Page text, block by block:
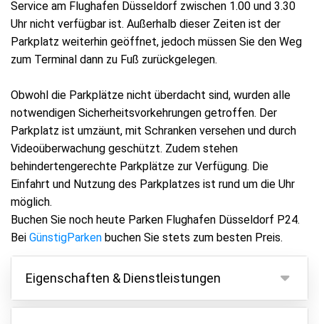
Service am Flughafen Düsseldorf zwischen 1.00 und 3.30
Uhr nicht verfügbar ist. Außerhalb dieser Zeiten ist der
Parkplatz weiterhin geöffnet, jedoch müssen Sie den Weg
zum Terminal dann zu Fuß zurückgelegen.
Obwohl die Parkplätze nicht überdacht sind, wurden alle
notwendigen Sicherheitsvorkehrungen getroffen. Der
Parkplatz ist umzäunt, mit Schranken versehen und durch
Videoüberwachung geschützt. Zudem stehen
behindertengerechte Parkplätze zur Verfügung. Die
Einfahrt und Nutzung des Parkplatzes ist rund um die Uhr
möglich.
Buchen Sie noch heute Parken Flughafen Düsseldorf P24.
Bei GünstigParken buchen Sie stets zum besten Preis.
Eigenschaften & Dienstleistungen
Eigenschaften